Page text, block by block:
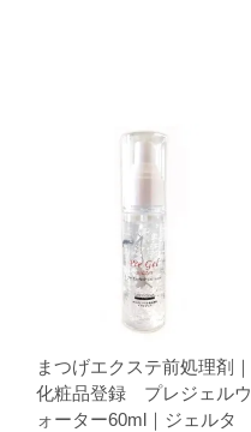
まつげエクステ前処理剤｜
化粧品登録 プレジェルウ
ォーター60ml｜ジェルタ